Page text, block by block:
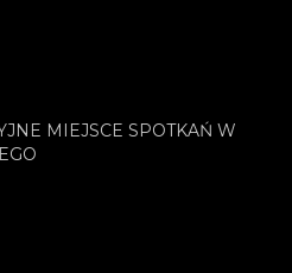
MIEJSCE SPOTKAŃ W